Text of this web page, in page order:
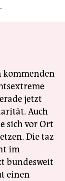
kommenden
jetzt
Auch
sich vor Ort
Die taz
im
bundesweit
einen